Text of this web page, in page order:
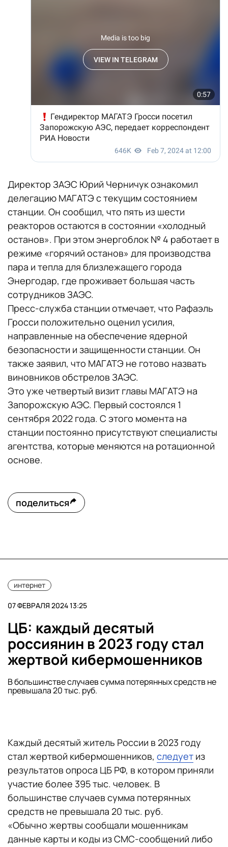
Директор ЗАЭС Юрий Черничук ознакомил
делегацию МАГАТЭ с текущим состоянием
станции. Он сообщил, что пять из шести
реакторов остаются в состоянии «холодный
останов». При этом энергоблок № 4 работает в
режиме «горячий останов» для производства
пара и тепла для близлежащего города
Энергодар, где проживает большая часть
сотрудников ЗАЭС.
Пресс-служба станции отмечает, что Рафаэль
Гросси положительно оценил усилия,
направленные на обеспечение ядерной
безопасности и защищенности станции. Он
также заявил, что МАГАТЭ не готово назвать
виновников обстрелов ЗАЭС.
Это уже четвертый визит главы МАГАТЭ на
Запорожскую АЭС. Первый состоялся 1
сентября 2022 года. С этого момента на
станции постоянно присутствуют специалисты
агентства, которые меняются на ротационной
основе.
поделиться
интернет
07 ФЕВРАЛЯ 2024 13:25
ЦБ: каждый десятый
россиянин в 2023 году стал
жертвой кибермошенников
В большинстве случаев сумма потерянных средств не
превышала 20 тыс. руб.
Каждый десятый житель России в 2023 году
стал жертвой кибермошенников, следует из
результатов опроса ЦБ РФ, в котором приняли
участие более 395 тыс. человек. В
большинстве случаев сумма потерянных
средств не превышала 20 тыс. руб.
«Обычно жертвы сообщали мошенникам
данные карты и коды из СМС-сообщений либо